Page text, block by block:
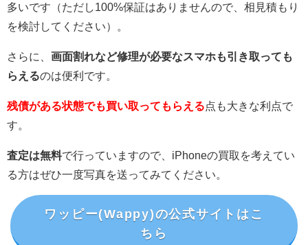
多いです（ただし100%保証はありませんので、相見積もり
を検討してください）。
さらに、 画面割れなど修理が必要なスマホも引き取っても
らえるのは便利です。
残債がある状態でも買い取ってもらえる点も大きな利点で
す。
査定は無料で行っていますので、iPhoneの買取を考えてい
る方はぜひ一度写真を送ってみてください。
ワッピー(Wappy)の公式サイトはこ
ちら